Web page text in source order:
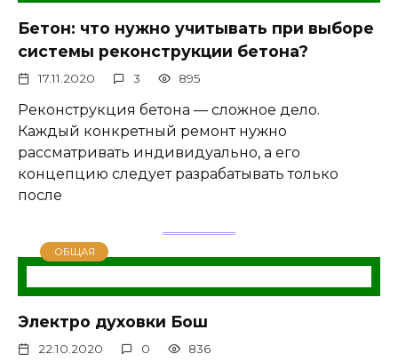
Бетон: что нужно учитывать при выборе
системы реконструкции бетона?
17.11.2020 3 895
Реконструкция бетона — сложное дело.
Каждый конкретный ремонт нужно
рассматривать индивидуально, а его
концепцию следует разрабатывать только
после
ОБЩАЯ
Электро духовки Бош
22.10.2020 0 836